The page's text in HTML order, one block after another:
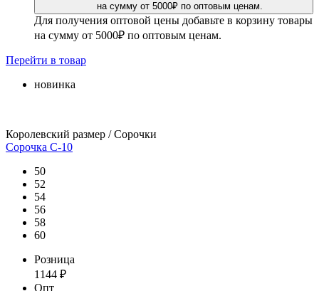
Для получения оптовой цены добавьте в корзину товары
на сумму от 5000₽ по оптовым ценам.
Перейти в товар
новинка
Королевский размер / Сорочки
Сорочка С-10
50
52
54
56
58
60
Розница
1144 ₽
Опт